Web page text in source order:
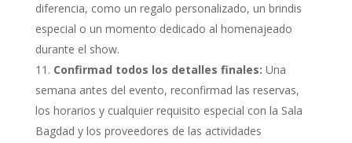
diferencia, como un regalo personalizado, un brindis
especial o un momento dedicado al homenajeado
durante el show.
Confirmad todos los detalles finales: Una
semana antes del evento, reconfirmad las reservas,
los horarios y cualquier requisito especial con la Sala
Bagdad y los proveedores de las actividades